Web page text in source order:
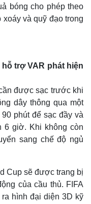
bóng cho phép theo
và quỹ đạo trong
trợ VAR phát hiện
được sạc trước khi
dây thông qua một
phút để sạc đầy và
6 giờ. Khi không còn
sang chế độ ngủ
Cup sẽ được trang bị
của cầu thủ. FIFA
hình đại diện 3D kỹ